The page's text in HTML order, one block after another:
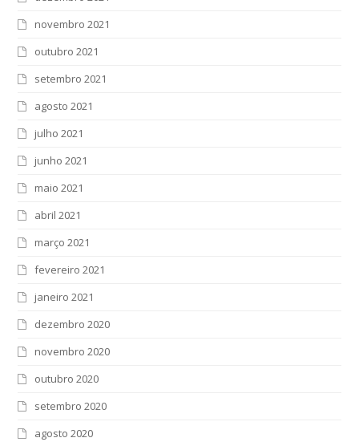
novembro 2021
outubro 2021
setembro 2021
agosto 2021
julho 2021
junho 2021
maio 2021
abril 2021
março 2021
fevereiro 2021
janeiro 2021
dezembro 2020
novembro 2020
outubro 2020
setembro 2020
agosto 2020